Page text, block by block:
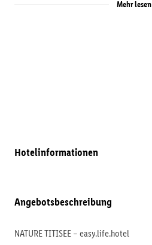
Mehr lesen
Hotelinformationen
Angebotsbeschreibung
NATURE TITISEE – easy.life.hotel